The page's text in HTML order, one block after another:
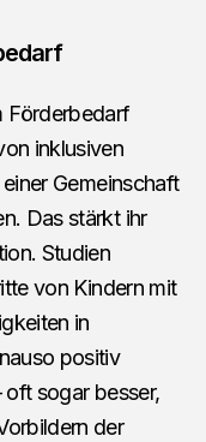
Förderbedarf
inklusiven
Gemeinschaft
Das stärkt ihr
Studien
von Kindern mit
in
positiv
sogar besser,
der